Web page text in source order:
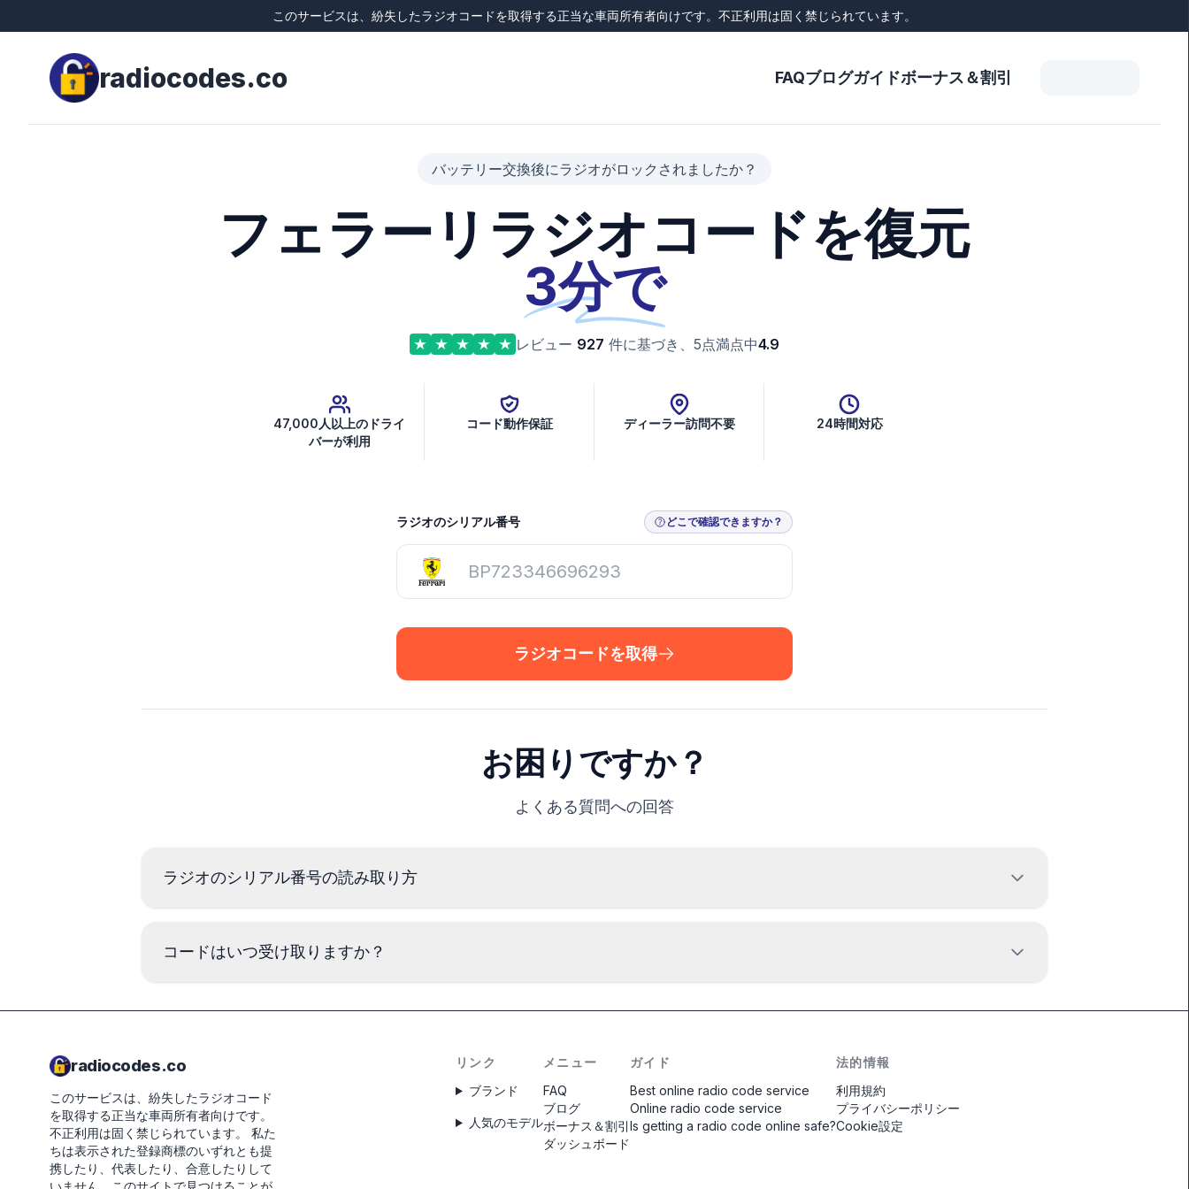
このサービスは、紛失したラジオコードを取得する正当な車両所有者向けです。不正利用は固く禁じられています。
radiocodes.co FAQブログガイドボーナス＆割引
バッテリー交換後にラジオがロックされましたか？
フェラーリラジオコードを復元
3分で
レビュー 927 件に基づき、5点満点中4.9
47,000人以上のドライ
バーが利用
コード動作保証 ディーラー訪問不要 24時間対応
ラジオのシリアル番号 どこで確認できますか？
ラジオコードを取得
お困りですか？
よくある質問への回答
ラジオのシリアル番号の読み取り方
コードはいつ受け取りますか？
コードは注文と同時に即座に配信されますので、
radiocodes.co
このサービスは、紛失したラジオコード
を取得する正当な車両所有者向けです。
不正利用は固く禁じられています。
私た
ちは表示された登録商標のいずれとも提
携したり、代表したり、合意したりして
いません。このサイトで見つけることが
リンク
ブランド
人気のモデル
メニュー
FAQ
ブログ
ボーナス＆割引
ダッシュボード
ガイド
Best online radio code service
Online radio code service
Is getting a radio code online safe?
法的情報
利用規約
プライバシーポリシー
Cookie設定